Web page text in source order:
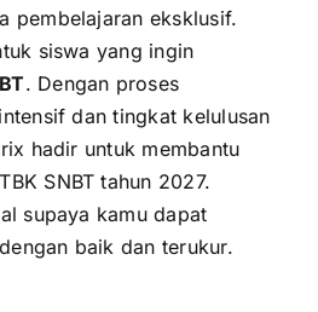
pembelajaran eksklusif.
siswa yang ingin
. Dengan proses
dan tingkat kelulusan
hadir untuk membantu
SNBT tahun 2027.
supaya kamu dapat
baik dan terukur.